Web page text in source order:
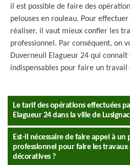
il est possible de faire des
pelouses en rouleau. Pour
réaliser, il vaut mieux confier les
professionnel. Par conséquent, on
Duverneuil Elagueur 24 qui
indispensables pour faire un
Le tarif des opérations effectuées
Elagueur 24 dans la ville de Lusignac
Est-il nécessaire de faire appel à un
professionnel pour faire les
décoratives ?